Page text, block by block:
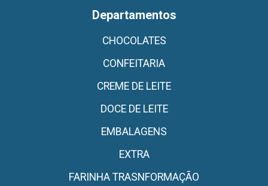
Departamentos
CHOCOLATES
CONFEITARIA
CREME DE LEITE
DOCE DE LEITE
EMBALAGENS
EXTRA
FARINHA TRASNFORMAÇÃO